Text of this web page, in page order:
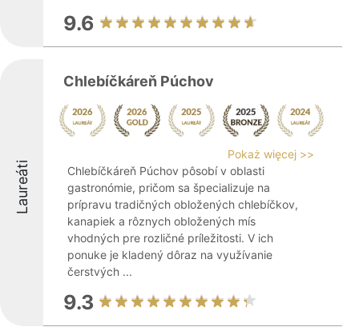
9.6
Laureáti
Chlebíčkáreň Púchov
Pokaż więcej >>
Chlebíčkáreň Púchov pôsobí v oblasti
gastronómie, pričom sa špecializuje na
prípravu tradičných obložených chlebíčkov,
kanapiek a rôznych obložených mís
vhodných pre rozličné príležitosti. V ich
ponuke je kladený dôraz na využívanie
čerstvých ...
9.3